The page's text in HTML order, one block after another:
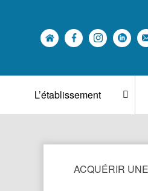
L’établissement
ACQUÉRIR